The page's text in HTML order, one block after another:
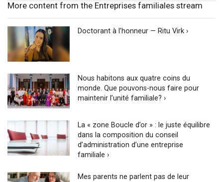
More content from the Entreprises familiales stream
Doctorant à l’honneur — Ritu Virk ›
Nous habitons aux quatre coins du
monde. Que pouvons-nous faire pour
maintenir l’unité familiale? ›
La « zone Boucle d’or » : le juste équilibre
dans la composition du conseil
d’administration d’une entreprise
familiale ›
Mes parents ne parlent pas de leur